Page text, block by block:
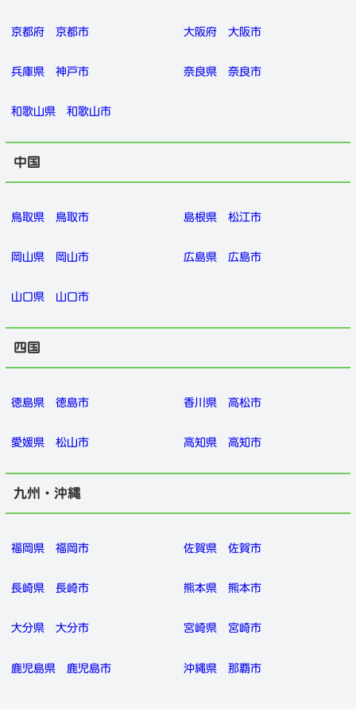
京都府 京都市 大阪府 大阪市
兵庫県 神戸市 奈良県 奈良市
和歌山県 和歌山市
中国
鳥取県 鳥取市 島根県 松江市
岡山県 岡山市 広島県 広島市
山口県 山口市
四国
徳島県 徳島市 香川県 高松市
愛媛県 松山市 高知県 高知市
九州・沖縄
福岡県 福岡市 佐賀県 佐賀市
長崎県 長崎市 熊本県 熊本市
大分県 大分市 宮崎県 宮崎市
鹿児島県 鹿児島市 沖縄県 那覇市